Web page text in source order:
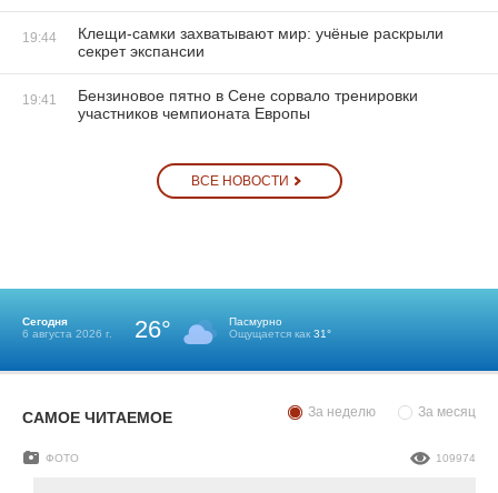
19:44
Клещи-самки захватывают мир: учёные раскрыли
секрет экспансии
19:41
Бензиновое пятно в Сене сорвало тренировки
участников чемпионата Европы
ВСЕ НОВОСТИ
Сегодня
6 августа 2026 г.
26°
Пасмурно
Ощущается как 31°
САМОЕ ЧИТАЕМОЕ За неделю За месяц
ФОТО 109974